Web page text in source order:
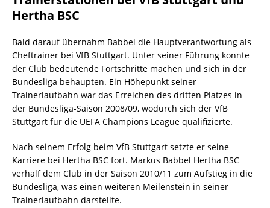
Hertha BSC
Bald darauf übernahm Babbel die Hauptverantwortung als
Cheftrainer bei VfB Stuttgart. Unter seiner Führung konnte
der Club bedeutende Fortschritte machen und sich in der
Bundesliga behaupten. Ein Höhepunkt seiner
Trainerlaufbahn war das Erreichen des dritten Platzes in
der Bundesliga-Saison 2008/09, wodurch sich der VfB
Stuttgart für die UEFA Champions League qualifizierte.
Nach seinem Erfolg beim VfB Stuttgart setzte er seine
Karriere bei Hertha BSC fort. Markus Babbel Hertha BSC
verhalf dem Club in der Saison 2010/11 zum Aufstieg in die
Bundesliga, was einen weiteren Meilenstein in seiner
Trainerlaufbahn darstellte.